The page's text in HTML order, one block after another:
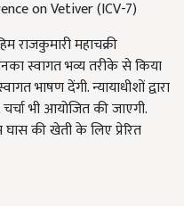
on Vetiver (ICV-7)
राजकुमारी महाचक्री
स्वागत भव्य तरीके से किया
भाषण देंगी. न्यायाधीशों द्वारा
भी आयोजित की जाएगी.
की खेती के लिए प्रेरित